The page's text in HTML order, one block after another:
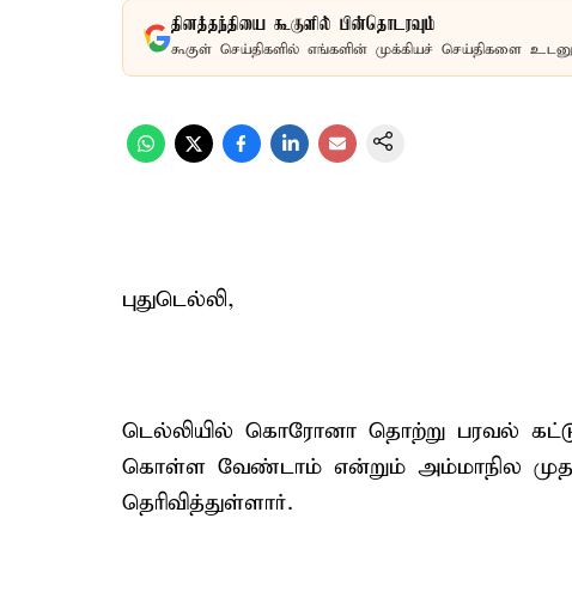
தினத்தந்தியை கூகுளில் பின்தொடரவும்
கூகுள் செய்திகளில் எங்களின் முக்கியச் செய்திகளை
புதுடெல்லி,
டெல்லியில் கொரோனா தொற்று பரவல்
கொள்ள வேண்டாம் என்றும் அம்மாநில
தெரிவித்துள்ளார்.